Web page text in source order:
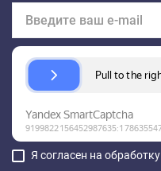
Я согласен на обработку